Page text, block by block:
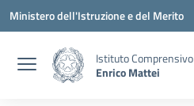
Vai ai contenuti
Vai al menu di navigazione
Vai al footer
Ministero dell'Istruzione e del Merito
Istituto Comprensivo
Enrico Mattei